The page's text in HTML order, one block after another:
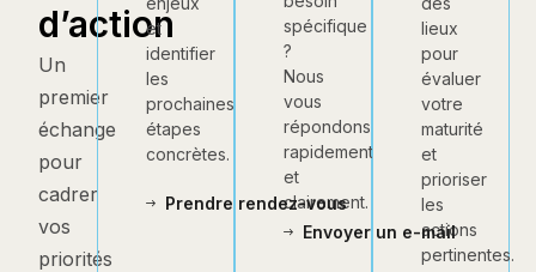
d’action
Un
premier
échange
pour
cadrer
vos
priorités
et
identifier
les
prochaines
étapes
concrètes.
Prendre rendez-vous
spécifique
?
Nous
vous
répondons
rapidement
et
clairement.
Envoyer un e-mail
lieux
pour
évaluer
votre
maturité
et
prioriser
les
actions
pertinentes.